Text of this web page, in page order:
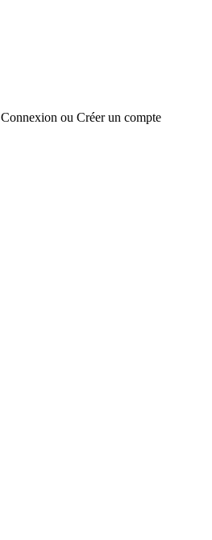
Connexion ou Créer un compte